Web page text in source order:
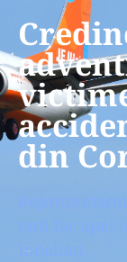
din
țară fac apel
îndoliați.